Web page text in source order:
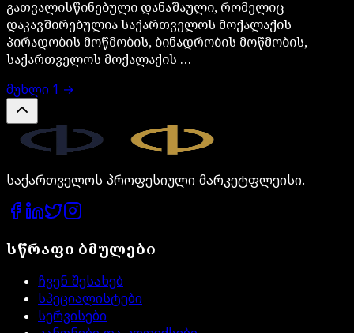
გათვალისწინებული დანაშაული, რომელიც
დაკავშირებულია საქართველოს მოქალაქის
პირადობის მოწმობის, ბინადრობის მოწმობის,
საქართველოს მოქალაქის …
მუხლი 1 →
საქართველოს პროფესიული მარკეტფლეისი.
სწრაფი ბმულები
ჩვენ შესახებ
სპეციალისტები
სერვისები